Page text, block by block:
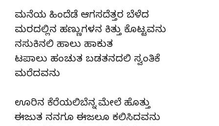
ಮನೆಯ ಹಿಂದೆಡೆ ಆಗಸದೆತ್ತರ ಬೆಳೆದ
ಮರದಲ್ಲಿನ ಹಣ್ಣುಗಳನ ಕಿತ್ತು ಕೊಟ್ಟವನು
ನಸುಕಿನಲಿ ಹಾಲು ಹಾಕುತ
ಟಪಾಲು ಹಂಚುತ ಬಡತನದಲಿ ಸ್ವಂತಿಕೆ
ಮರೆದವನು
ಊರಿನ ಕೆರೆಯಲಿಬೆನ್ನ ಮೇಲೆ ಹೊತ್ತು
ಈಜುತ ನನಗೂ ಈಜಲೂ ಕಲಿಸಿದವನು